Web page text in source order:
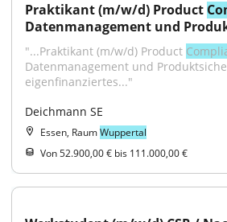
Praktikant (m/w/d) Product
Datenmanagement und
"...Praktikant (m/w/d) Product
Datenmanagement und
eigenfinanziertes..."
Deichmann SE
Essen, RaumWuppertal
Von 52.900,00 € bis 111.000,00 €